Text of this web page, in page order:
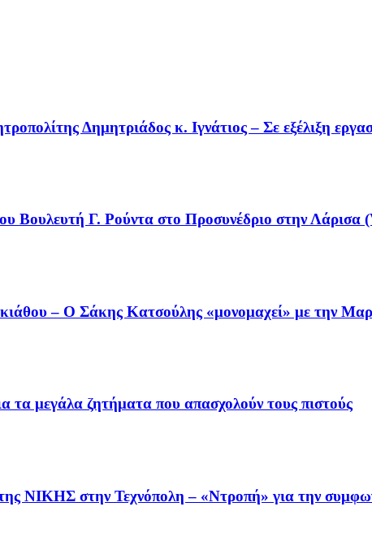
Δημητριάδος κ. Ιγνάτιος – Σε εξέλιξη
Βουλευτή Γ. Ρούντα στο Προσυνέδριο στην Λάρισα
– Ο Σάκης Κατσούλης «μονομαχεί» με την
τα μεγάλα ζητήματα που απασχολούν τους πιστούς
ΝΙΚΗΣ στην Τεχνόπολη – «Ντροπή» για την